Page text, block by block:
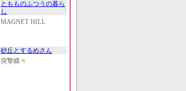
ともものふつうの暮ら
し
MAGNET HILL
砂丘とするめさん
突撃蝶々